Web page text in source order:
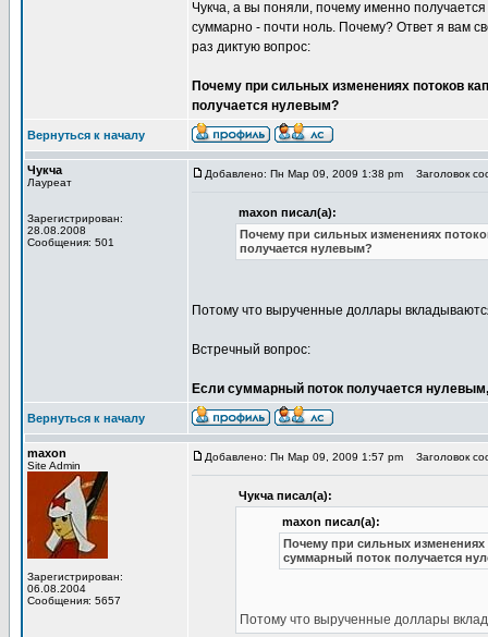
Чукча, а вы поняли, почему именно
суммарно - почти ноль. Почему? Ответ я вам
раз диктую вопрос:
Почему при сильных изменениях потоков
получается нулевым?
Вернуться к началу
Чукча
Лауреат
Зарегистрирован:
28.08.2008
Сообщения: 501
Добавлено: Пн Мар 09, 2009 1:38 pm Заголовок
maxon писал(а):
Почему при сильных изменениях
получается нулевым?
Потому что вырученные доллары
Встречный вопрос:
Если суммарный поток получается
Вернуться к началу
maxon
Site Admin
Зарегистрирован:
06.08.2004
Сообщения: 5657
Добавлено: Пн Мар 09, 2009 1:57 pm Заголовок
Чукча писал(а):
maxon писал(а):
Почему при сильных изменениях
суммарный поток получается
Потому что вырученные доллары